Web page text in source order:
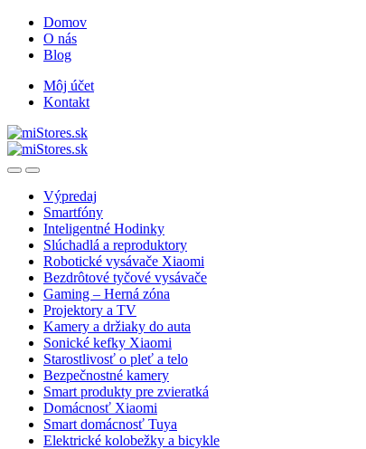
Skip
navigation
Skip
content
Domov
O nás
Blog
Môj účet
Kontakt
OpenClose
Výpredaj
Smartfóny
Inteligentné Hodinky
Slúchadlá a reproduktory
Robotické vysávače Xiaomi
Bezdrôtové tyčové vysávače
Gaming – Herná zóna
Projektory a TV
Kamery a držiaky do auta
Sonické kefky Xiaomi
Starostlivosť o pleť a telo
Bezpečnostné kamery
Smart produkty pre zvieratká
Domácnosť Xiaomi
Smart domácnosť Tuya
Elektrické kolobežky a bicykle